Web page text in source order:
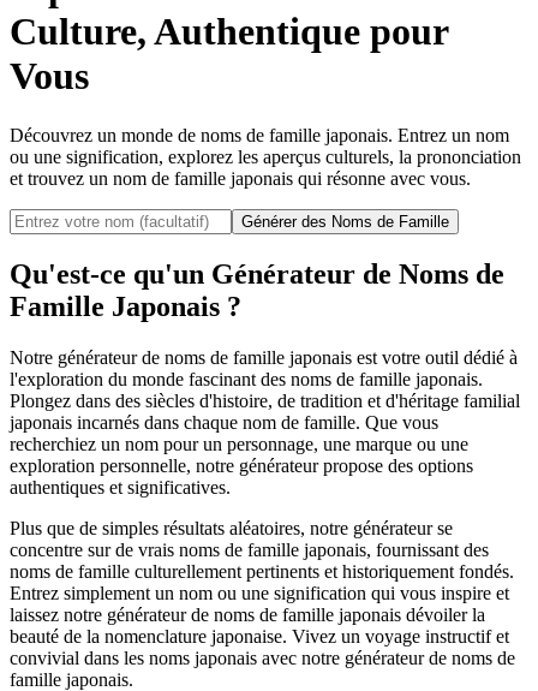
Culture, Authentique pour
Vous
Découvrez un monde de noms de famille japonais. Entrez un nom
ou une signification, explorez les aperçus culturels, la prononciation
et trouvez un nom de famille japonais qui résonne avec vous.
Générer des Noms de Famille
Qu'est-ce qu'un Générateur de Noms de
Famille Japonais ?
Notre générateur de noms de famille japonais est votre outil dédié à
l'exploration du monde fascinant des noms de famille japonais.
Plongez dans des siècles d'histoire, de tradition et d'héritage familial
japonais incarnés dans chaque nom de famille. Que vous
recherchiez un nom pour un personnage, une marque ou une
exploration personnelle, notre générateur propose des options
authentiques et significatives.
Plus que de simples résultats aléatoires, notre générateur se
concentre sur de vrais noms de famille japonais, fournissant des
noms de famille culturellement pertinents et historiquement fondés.
Entrez simplement un nom ou une signification qui vous inspire et
laissez notre générateur de noms de famille japonais dévoiler la
beauté de la nomenclature japonaise. Vivez un voyage instructif et
convivial dans les noms japonais avec notre générateur de noms de
famille japonais.